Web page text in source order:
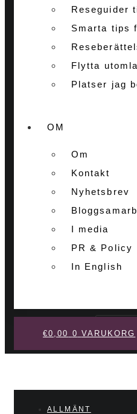
Reseguider
Smarta tips
Flytta
Platser jag
OM
Om
Kontakt
Nyhetsbrev
I media
PR & Policy
In English
Sök
€0,00 0 VARUKORG
ALLMÄNT